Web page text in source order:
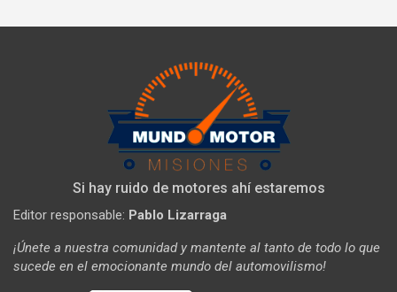
Si hay ruido de motores ahí estaremos
Editor responsable: Pablo Lizarraga
¡Únete a nuestra comunidad y mantente al tanto de todo lo que
sucede en el emocionante mundo del automovilismo!